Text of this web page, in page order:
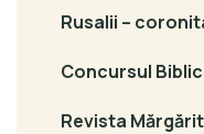
Rusalii –
Concursul
Revista